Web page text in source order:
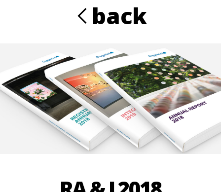
Aller au contenu principal
R back